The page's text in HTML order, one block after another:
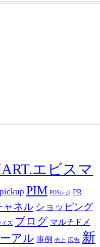
エビスマ
pickup PIM POSレジ PR
ャネル ショッピング
イズ ブログ マルチドメ
アル 事例 売上 広告 新